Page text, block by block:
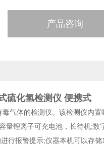
产品咨询
硫化氢检测仪 便携式
气体的检测仪。该检测仪内
锂离子可充电池，长待机;
行报警提示;仪器本机可以存